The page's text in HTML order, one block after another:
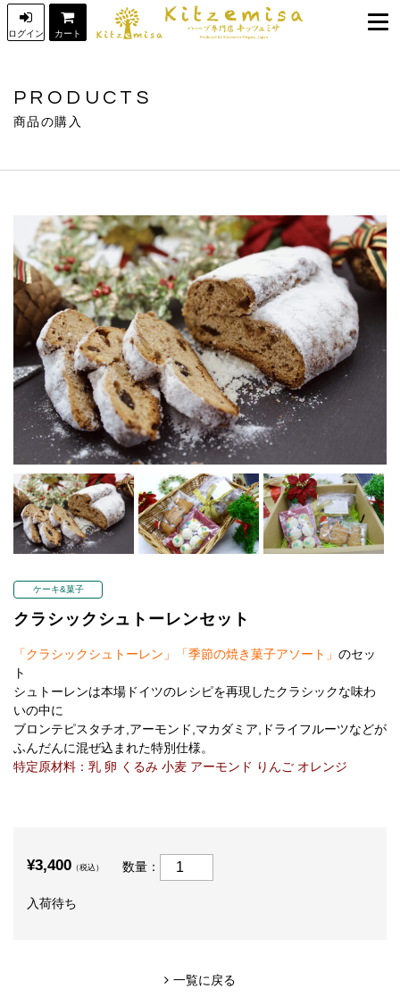
INFORMATION キッツェミサについて
パン&デリカ
ケーキ&菓子
新潟特産品
その他
NEWS お知らせ
ONLINE SHOP オンラインショップ
特定商取引に基づく表記
プライバシーポリシー
お問合せ
ログイン カート
PRODUCTS
商品の購入
ケーキ&菓子
クラシックシュトーレンセット
「クラシックシュトーレン」「季節の焼き菓子アソート」 のセッ
ト
シュトーレンは本場ドイツのレシピを再現したクラシックな味わ
いの中に
ブロンテピスタチオ,アーモンド,マカダミア,ドライフルーツなどが
ふんだんに混ぜ込まれた特別仕様。
特定原材料：乳 卵 くるみ 小麦 アーモンド りんご オレンジ
¥3,400 （税込） 数量：
入荷待ち
一覧に戻る